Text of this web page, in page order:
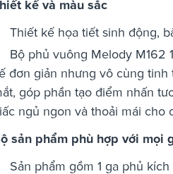
kế và màu sắc
Thiết kế họa tiết sinh động,
Bộ phủ vuông Melody M162
đơn giản nhưng vô cùng
góp phần tạo điểm nhấn
ngủ ngon và thoải mái cho
sản phẩm phù hợp với mọi
Sản phẩm gồm 1 ga phủ